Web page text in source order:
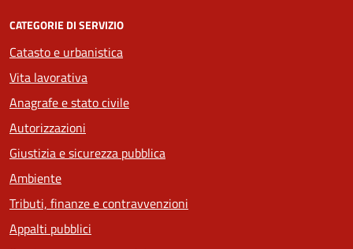
CATEGORIE DI SERVIZIO
Catasto e urbanistica
Vita lavorativa
Anagrafe e stato civile
Autorizzazioni
Giustizia e sicurezza pubblica
Ambiente
Tributi, finanze e contravvenzioni
Appalti pubblici